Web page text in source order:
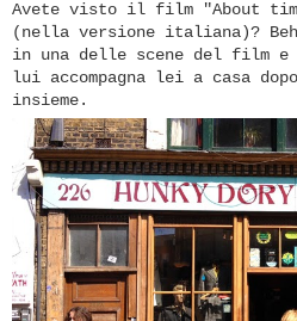
Avete visto il film "About
(nella versione italiana)? Beh
in una delle scene del film e
lui accompagna lei a casa
insieme.